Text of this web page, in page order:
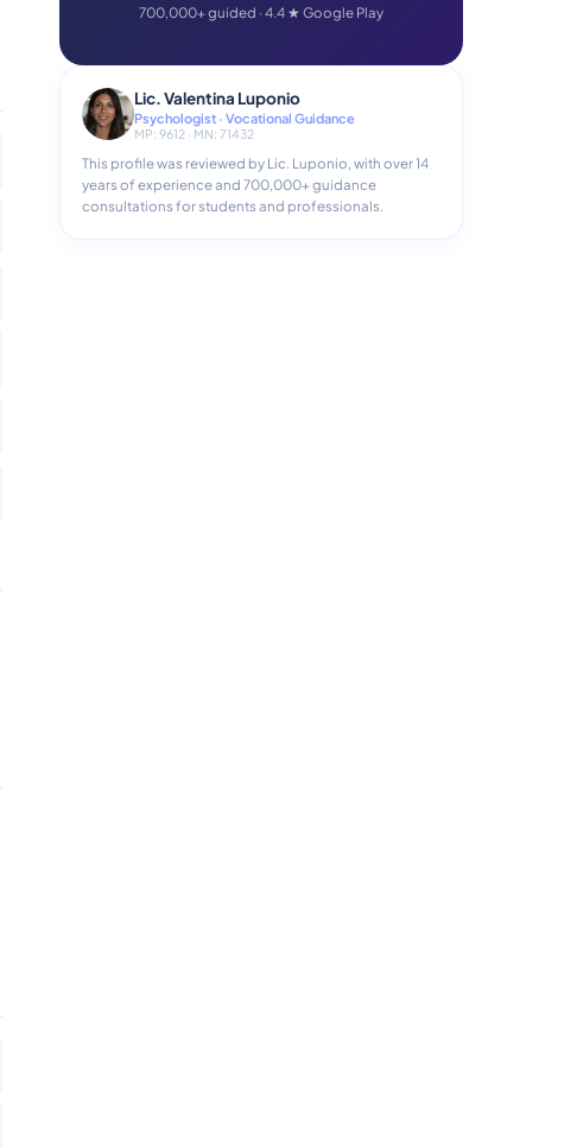
700,000+ guided · 4.4 ★ Google Play
Lic. Valentina Luponio
Psychologist · Vocational Guidance
MP: 9612 · MN: 71432
This profile was reviewed by Lic. Luponio, with over 14
years of experience and 700,000+ guidance
consultations for students and professionals.